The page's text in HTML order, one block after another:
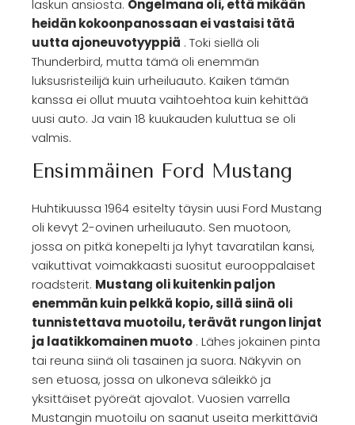
laskun ansiosta. Ongelmana oli, että mikään
heidän kokoonpanossaan ei vastaisi tätä
uutta ajoneuvotyyppiä . Toki siellä oli
Thunderbird, mutta tämä oli enemmän
luksusristeilijä kuin urheiluauto. Kaiken tämän
kanssa ei ollut muuta vaihtoehtoa kuin kehittää
uusi auto. Ja vain 18 kuukauden kuluttua se oli
valmis.
Ensimmäinen Ford Mustang
Huhtikuussa 1964 esitelty täysin uusi Ford Mustang
oli kevyt 2-ovinen urheiluauto. Sen muotoon,
jossa on pitkä konepelti ja lyhyt tavaratilan kansi,
vaikuttivat voimakkaasti suositut eurooppalaiset
roadsterit. Mustang oli kuitenkin paljon
enemmän kuin pelkkä kopio, sillä siinä oli
tunnistettava muotoilu, terävät rungon linjat
ja laatikkomainen muoto . Lähes jokainen pinta
tai reuna siinä oli tasainen ja suora. Näkyvin on
sen etuosa, jossa on ulkoneva säleikkö ja
yksittäiset pyöreät ajovalot. Vuosien varrella
Mustangin muotoilu on saanut useita merkittäviä